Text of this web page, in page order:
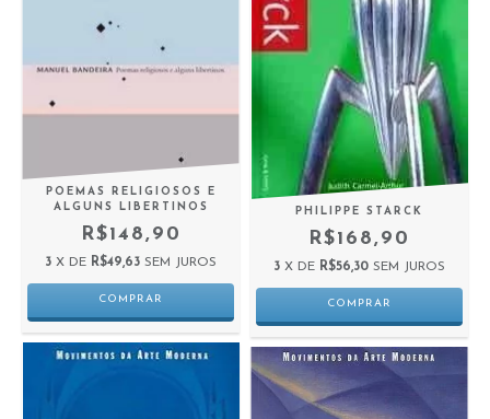
POEMAS RELIGIOSOS E
ALGUNS LIBERTINOS
R$148,90
3 X DE R$49,63 SEM JUROS
PHILIPPE STARCK
R$168,90
3 X DE R$56,30 SEM JUROS